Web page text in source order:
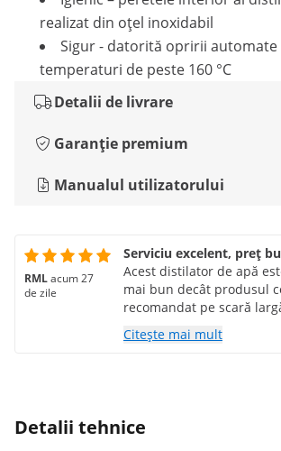
realizat din oțel inoxidabil
Sigur - datorită opririi automate
temperaturi de peste 160 °C
Detalii de livrare
Garanție premium
Manualul utilizatorului
RMLacum 27
de zile
Serviciu excelent, preț
Acest distilator de apă
mai bun decât produsul
recomandat pe scară
care costă aproape de
(Cine are nevoie de un
Citește mai mult
Detalii tehnice